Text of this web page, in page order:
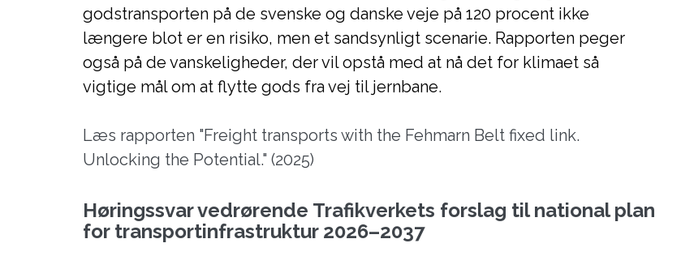
godstransporten på de svenske og danske veje på 120 procent ikke
længere blot er en risiko, men et sandsynligt scenarie. Rapporten peger
også på de vanskeligheder, der vil opstå med at nå det for klimaet så
vigtige mål om at flytte gods fra vej til jernbane.
Læs rapporten "Freight transports with the Fehmarn Belt fixed link.
Unlocking the Potential." (2025)
Høringssvar vedrørende Trafikverkets forslag til national plan
for transportinfrastruktur 2026–2037